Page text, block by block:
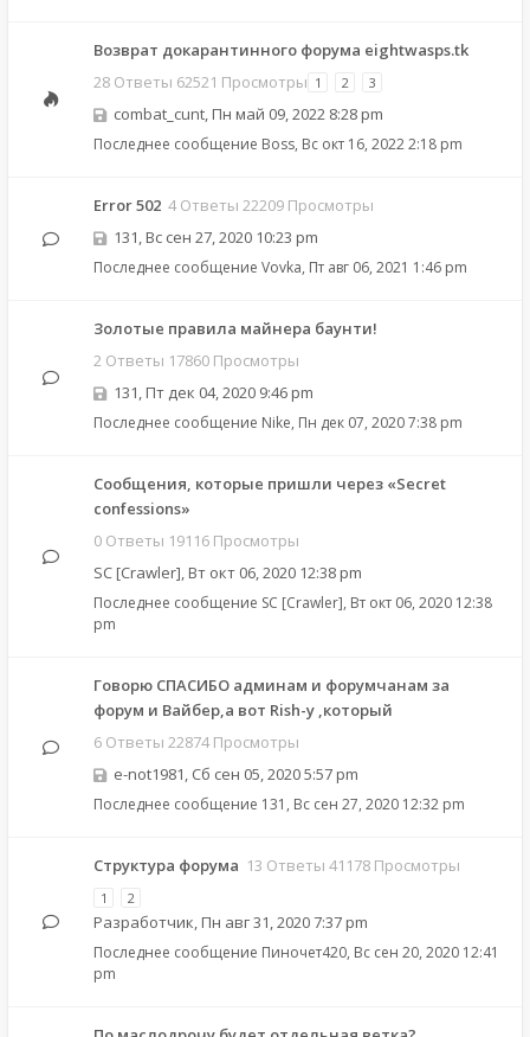
Возврат докарантинного форума eightwasps.tk
28 Ответы 62521 Просмотры 1 2 3
combat_cunt, Пн май 09, 2022 8:28 pm
Последнее сообщение Boss, Вс окт 16, 2022 2:18 pm
Error 502 4 Ответы 22209 Просмотры
131, Вс сен 27, 2020 10:23 pm
Последнее сообщение Vovka, Пт авг 06, 2021 1:46 pm
Золотые правила майнера баунти!
2 Ответы 17860 Просмотры
131, Пт дек 04, 2020 9:46 pm
Последнее сообщение Nike, Пн дек 07, 2020 7:38 pm
Сообщения, которые пришли через «Secret
confessions»
0 Ответы 19116 Просмотры
SC [Crawler], Вт окт 06, 2020 12:38 pm
Последнее сообщение SC [Crawler], Вт окт 06, 2020 12:38
pm
Говорю СПАСИБО админам и форумчанам за
форум и Вайбер,а вот Rish-у ,который
6 Ответы 22874 Просмотры
e-not1981, Сб сен 05, 2020 5:57 pm
Последнее сообщение 131 , Вс сен 27, 2020 12:32 pm
Структура форума 13 Ответы 41178 Просмотры
1 2
Разработчик, Пн авг 31, 2020 7:37 pm
Последнее сообщение Пиночет420, Вс сен 20, 2020 12:41
pm